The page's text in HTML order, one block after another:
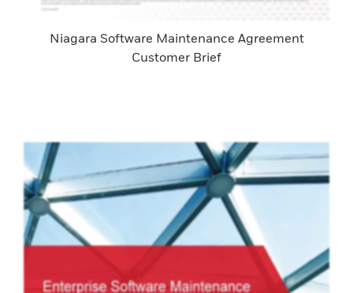
Niagara Software Maintenance Agreement
Customer Brief